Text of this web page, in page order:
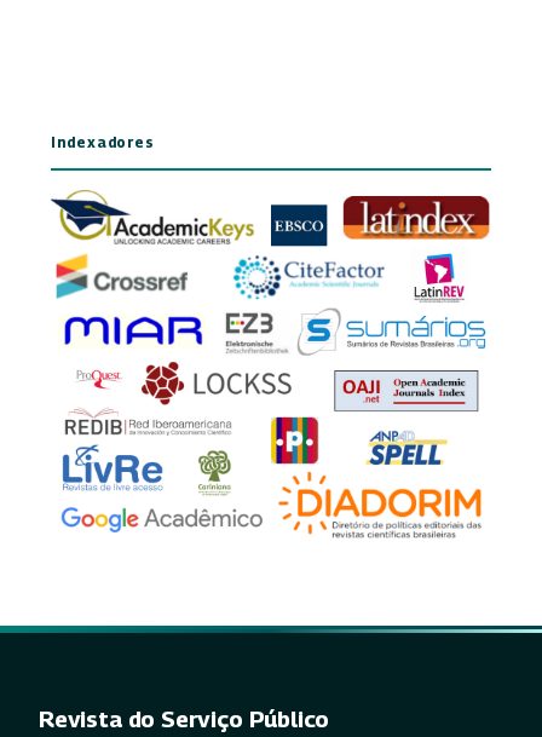
Indexadores
Revista do Serviço Público